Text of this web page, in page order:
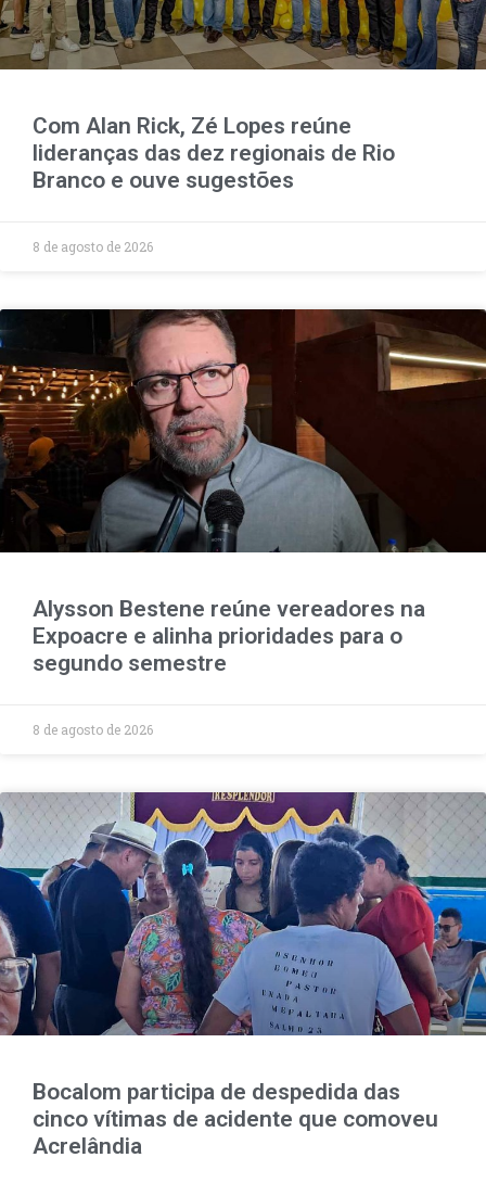
Com Alan Rick, Zé Lopes reúne
lideranças das dez regionais de Rio
Branco e ouve sugestões
8 de agosto de 2026
Alysson Bestene reúne vereadores na
Expoacre e alinha prioridades para o
segundo semestre
8 de agosto de 2026
Bocalom participa de despedida das
cinco vítimas de acidente que comoveu
Acrelândia